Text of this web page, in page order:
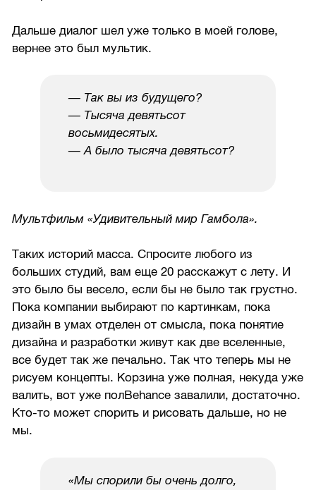
Дальше диалог шел уже только в моей голове,
вернее это был мультик.
— Так вы из будущего?
— Тысяча девятьсот
восьмидесятых.
— А было тысяча девятьсот?
Мультфильм «Удивительный мир Гамбола».
Таких историй масса. Спросите любого из
больших студий, вам еще 20 расскажут с лету. И
это было бы весело, если бы не было так грустно.
Пока компании выбирают по картинкам, пока
дизайн в умах отделен от смысла, пока понятие
дизайна и разработки живут как две вселенные,
все будет так же печально. Так что теперь мы не
рисуем концепты. Корзина уже полная, некуда уже
валить, вот уже полBehance завалили, достаточно.
Кто-то может спорить и рисовать дальше, но не
мы.
«Мы спорили бы очень долго,